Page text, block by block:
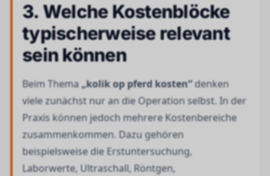
3. Welche Kostenblöcke
typischerweise relevant
sein können
Beim Thema„kolik op pferd kosten“denken
viele zunächst nur an die Operation selbst. In der
Praxis können jedoch mehrere Kostenbereiche
zusammenkommen. Dazu gehören
beispielsweise die Erstuntersuchung,
Laborwerte, Ultraschall, Röntgen,